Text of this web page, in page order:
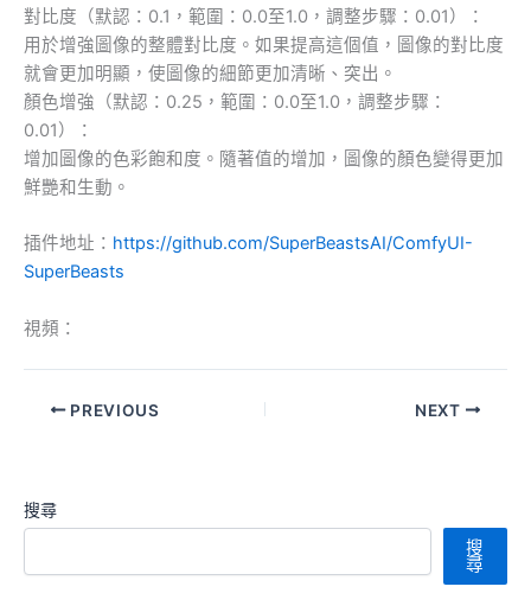
對比度（默認：0.1，範圍：0.0至1.0，調整步驟：0.01）：
用於增強圖像的整體對比度。如果提高這個值，圖像的對比度
就會更加明顯，使圖像的細節更加清晰、突出。
顏色增強（默認：0.25，範圍：0.0至1.0，調整步驟：
0.01）：
增加圖像的色彩飽和度。隨著值的增加，圖像的顏色變得更加
鮮艷和生動。
插件地址： https://github.com/SuperBeastsAI/ComfyUI-
SuperBeasts
視頻：
PREVIOUS NEXT
搜尋
搜
尋